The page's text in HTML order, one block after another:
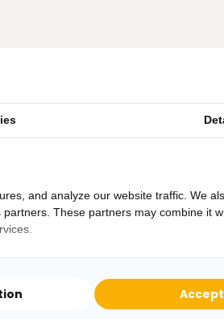
je een vraag?
van ma - vr 10:00 tot 17:00
231130
and analyze our website traffic. We
These partners may combine it